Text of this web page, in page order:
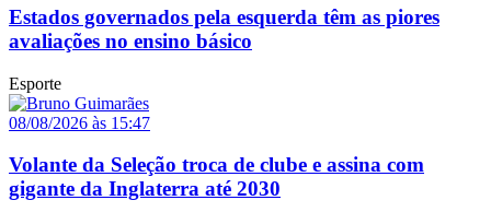
Estados governados pela esquerda têm as piores
avaliações no ensino básico
Esporte
08/08/2026 às 15:47
Volante da Seleção troca de clube e assina com
gigante da Inglaterra até 2030